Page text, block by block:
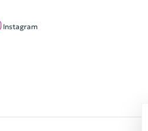
Instagram